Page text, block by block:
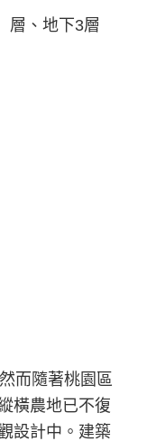
層、地下3層
而隨著桃園區
橫農地已不復
設計中。建築